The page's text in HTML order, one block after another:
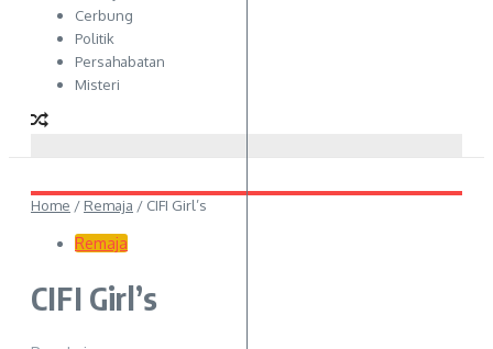
Cerbung
Politik
Persahabatan
Misteri
Home / Remaja / CIFI Girl’s
Remaja
CIFI Girl’s